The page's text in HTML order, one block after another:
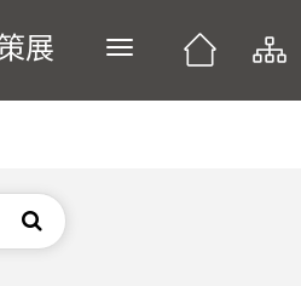
展 展開或關閉主選單
搜尋